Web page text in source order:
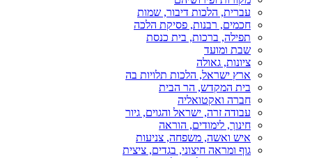
עברית, הלכות דיבור, שמות
חכמים, רבנות, פסיקת הלכה
תפילה, ברכות, בית כנסת
שבת ומועד
ציונות, גאולה
ארץ ישראל, הלכות תלויות בה
בית המקדש, הר הבית
חברה ואקטואליה
עבודה זרה, ישראל והגוים, גיור
חינוך, לימודים, הוראה
איש ואשה, משפחה, צניעות
גוף ומראה חיצוני, בגדים, ציצית